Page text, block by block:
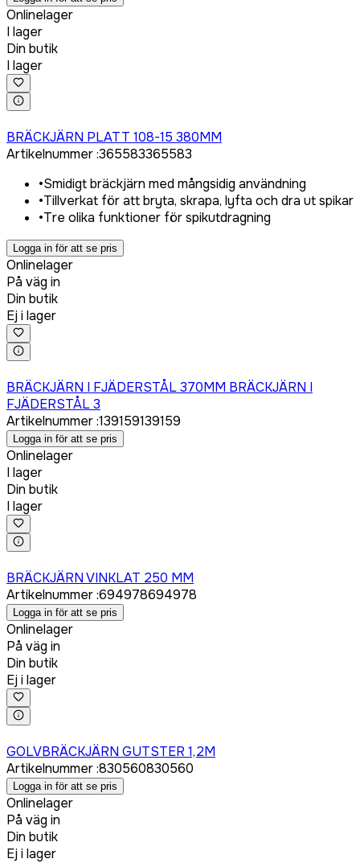
Onlinelager
I lager
Din butik
I lager
BRÄCKJÄRN PLATT 108-15 380MM
Artikelnummer:365583365583
•Smidigt bräckjärn med mångsidig användning
•Tillverkat för att bryta, skrapa, lyfta och dra ut spikar
•Tre olika funktioner för spikutdragning
Logga in för att se pris
Onlinelager
På väg in
Din butik
Ej i lager
BRÄCKJÄRN I FJÄDERSTÅL 370MM BRÄCKJÄRN I
FJÄDERSTÅL 3
Artikelnummer:139159139159
Logga in för att se pris
Onlinelager
I lager
Din butik
I lager
BRÄCKJÄRN VINKLAT 250 MM
Artikelnummer:694978694978
Logga in för att se pris
Onlinelager
På väg in
Din butik
Ej i lager
GOLVBRÄCKJÄRN GUTSTER 1,2M
Artikelnummer:830560830560
Logga in för att se pris
Onlinelager
På väg in
Din butik
Ej i lager